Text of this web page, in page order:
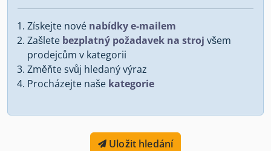
Získejte nové nabídky e-mailem
Zašlete bezplatný požadavek na stroj všem
prodejcům v kategorii
Změňte svůj hledaný výraz
Procházejte naše kategorie
Uložit hledání